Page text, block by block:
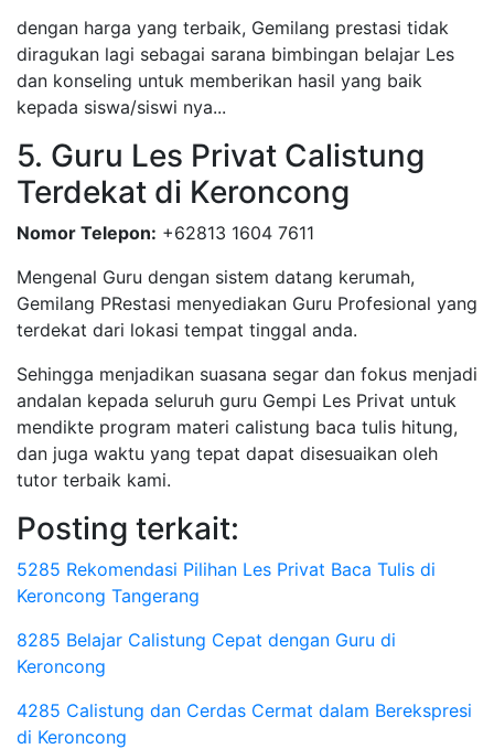
dengan harga yang terbaik, Gemilang prestasi tidak
diragukan lagi sebagai sarana bimbingan belajar Les
dan konseling untuk memberikan hasil yang baik
kepada siswa/siswi nya...
5. Guru Les Privat Calistung
Terdekat di Keroncong
Nomor Telepon: +62813 1604 7611
Mengenal Guru dengan sistem datang kerumah,
Gemilang PRestasi menyediakan Guru Profesional yang
terdekat dari lokasi tempat tinggal anda.
Sehingga menjadikan suasana segar dan fokus menjadi
andalan kepada seluruh guru Gempi Les Privat untuk
mendikte program materi calistung baca tulis hitung,
dan juga waktu yang tepat dapat disesuaikan oleh
tutor terbaik kami.
Posting terkait:
5285 Rekomendasi Pilihan Les Privat Baca Tulis di
Keroncong Tangerang
8285 Belajar Calistung Cepat dengan Guru di
Keroncong
4285 Calistung dan Cerdas Cermat dalam Berekspresi
di Keroncong